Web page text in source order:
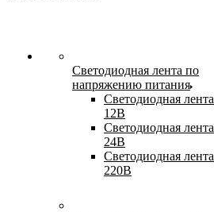
Светодиодная лента по
напряжению питания
Светодиодная лента
12В
Светодиодная лента
24В
Светодиодная лента
220В